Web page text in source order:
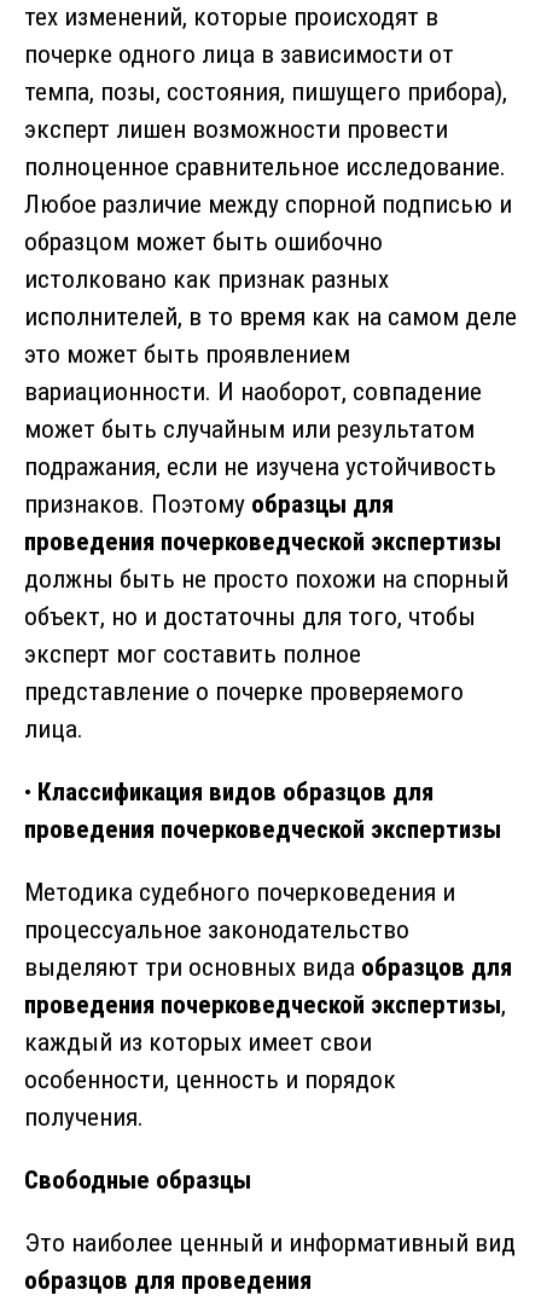
тех изменений, которые происходят в
почерке одного лица в зависимости от
темпа, позы, состояния, пишущего прибора),
эксперт лишен возможности провести
полноценное сравнительное исследование.
Любое различие между спорной подписью и
образцом может быть ошибочно
истолковано как признак разных
исполнителей, в то время как на самом деле
это может быть проявлением
вариационности. И наоборот, совпадение
может быть случайным или результатом
подражания, если не изучена устойчивость
признаков. Поэтому образцы для
проведения почерковедческой экспертизы
должны быть не просто похожи на спорный
объект, но и достаточны для того, чтобы
эксперт мог составить полное
представление о почерке проверяемого
лица.
• Классификация видов образцов для
проведения почерковедческой экспертизы
Методика судебного почерковедения и
процессуальное законодательство
выделяют три основных вида образцов для
проведения почерковедческой экспертизы,
каждый из которых имеет свои
особенности, ценность и порядок
получения.
Свободные образцы
Это наиболее ценный и информативный вид
образцов для проведения